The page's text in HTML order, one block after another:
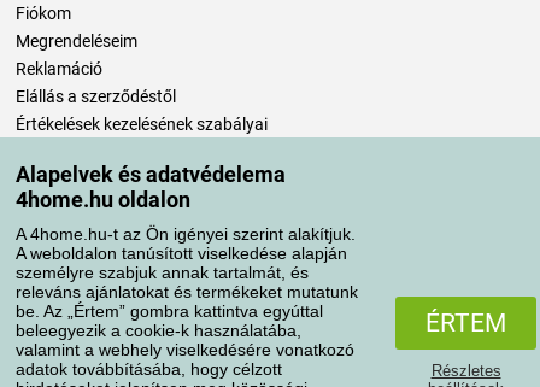
Alapelvek és adatvédelema
4home.hu oldalon
A 4home.hu-t az Ön igényei szerint alakítjuk.
A weboldalon tanúsított viselkedése alapján
személyre szabjuk annak tartalmát, és
releváns ajánlatokat és termékeket mutatunk
be. Az „Értem” gombra kattintva egyúttal
beleegyezik a cookie-k használatába,
valamint a webhely viselkedésére vonatkozó
adatok továbbításába, hogy célzott
ÉRTEM
Részletes
Fiókom
Megrendeléseim
Reklamáció
Elállás a szerződéstől
Értékelések kezelésének szabályai
Szállítási módok
Fizetési módok